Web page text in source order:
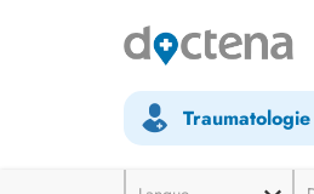
Traumatologie